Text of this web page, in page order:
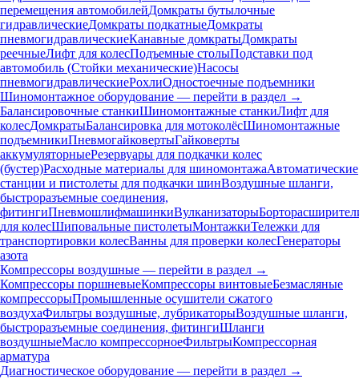
перемещения автомобилейДомкраты бутылочные
гидравлическиеДомкраты подкатныеДомкраты
пневмогидравлическиеКанавные домкратыДомкраты
реечныеЛифт для колесПодъемные столыПодставки под
автомобиль (Стойки механические)Насосы
пневмогидравлическиеРохлиОдностоечные подъемники
Шиномонтажное оборудование — перейти в раздел →
Балансировочные станкиШиномонтажные станкиЛифт для
колесДомкратыБалансировка для мотоколёсШиномонтажные
подъемникиПневмогайковертыГайковерты
аккумуляторныеРезервуары для подкачки колес
(бустер)Расходные материалы для шиномонтажаАвтоматические
станции и пистолеты для подкачки шинВоздушные шланги,
быстроразъемные соединения,
фитингиПневмошлифмашинкиВулканизаторы
для колесШиповальные пистолетыМонтажкиТележки для
транспортировки колесВанны для проверки колесГенераторы
азота
Компрессоры воздушные — перейти в раздел →
Компрессоры поршневыеКомпрессоры винтовыеБезмасляные
компрессорыПромышленные осушители сжатого
воздухаФильтры воздушные, лубрикаторыВоздушные шланги,
быстроразъемные соединения, фитингиШланги
воздушныеМасло компрессорноеФильтрыКомпрессорная
арматура
Диагностическое оборудование — перейти в раздел →